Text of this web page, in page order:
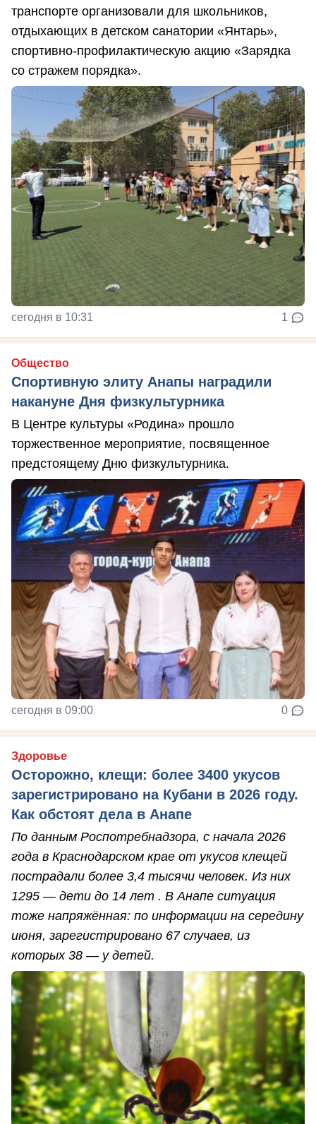
транспорте организовали для школьников,
отдыхающих в детском санатории «Янтарь»,
спортивно-профилактическую акцию «Зарядка
со стражем порядка».
сегодня в 10:31 1
Общество
Спортивную элиту Анапы наградили
накануне Дня физкультурника
В Центре культуры «Родина» прошло
торжественное мероприятие, посвященное
предстоящему Дню физкультурника.
сегодня в 09:00 0
Здоровье
Осторожно, клещи: более 3400 укусов
зарегистрировано на Кубани в 2026 году.
Как обстоят дела в Анапе
По данным Роспотребнадзора, с начала 2026
года в Краснодарском крае от укусов клещей
пострадали более 3,4 тысячи человек. Из них
1295 — дети до 14 лет . В Анапе ситуация
тоже напряжённая: по информации на середину
июня, зарегистрировано 67 случаев, из
которых 38 — у детей.